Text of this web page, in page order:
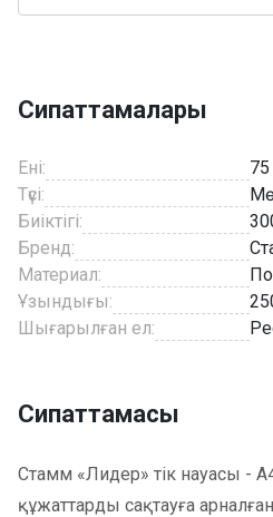
Сипаттамалары
Ені:
Түсі:
Биіктігі:
Бренд:
Материал:
Ұзындығы:
Шығарылған ел:
Сипаттамасы
Стамм «Лидер» тік науасы -
құжаттарды сақтауға арналған.